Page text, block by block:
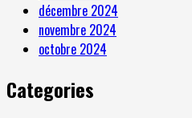
décembre 2024
novembre 2024
octobre 2024
Categories